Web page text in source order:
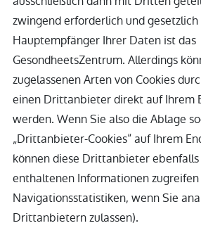
zwingend erforderlich und
Hauptempfänger Ihrer Daten ist das
GesondheetsZentrum. Allerdings
zugelassenen Arten von Cookies
einen Drittanbieter direkt auf Ihrem
werden. Wenn Sie also die Ablage
„Drittanbieter-Cookies“ auf Ihrem
können diese Drittanbieter
enthaltenen Informationen zugreifen
Navigationsstatistiken, wenn Sie
Drittanbietern zulassen).